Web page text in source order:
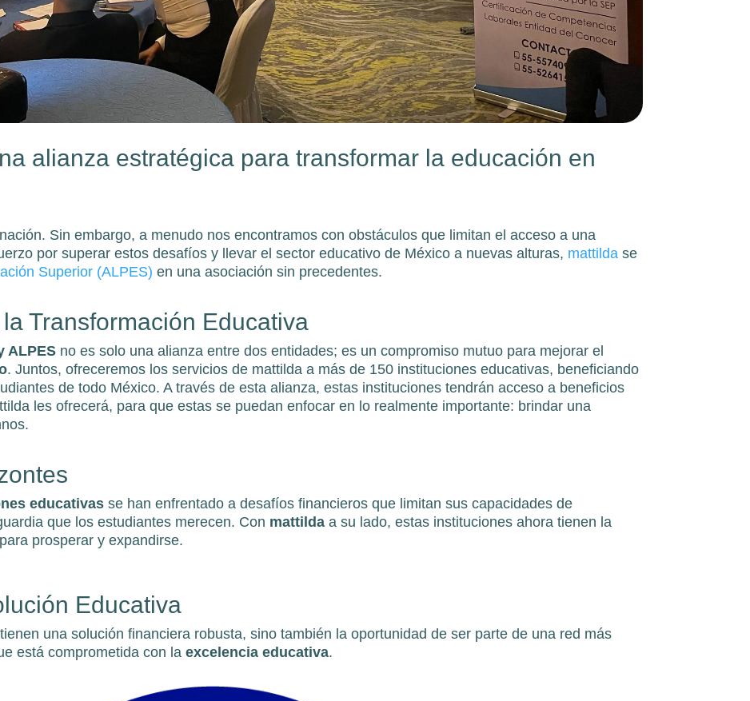
alianza estratégica para transformar la educación en
Sin embargo, a menudo nos encontramos con obstáculos que limitan el acceso a una
por superar estos desafíos y llevar el sector educativo de México a nuevas alturas, mattilda se
Superior (ALPES) en una asociación sin precedentes.
Transformación Educativa
ALPES no es solo una alianza entre dos entidades; es un compromiso mutuo para mejorar el
. Juntos, ofreceremos los servicios de mattilda a más de 150 instituciones educativas, beneficiando
de todo México. A través de esta alianza, estas instituciones tendrán acceso a beneficios
les ofrecerá, para que estas se puedan enfocar en lo realmente importante: brindar una
educativas se han enfrentado a desafíos financieros que limitan sus capacidades de
que los estudiantes merecen. Con mattilda a su lado, estas instituciones ahora tienen la
prosperar y expandirse.
Educativa
una solución financiera robusta, sino también la oportunidad de ser parte de una red más
está comprometida con laexcelencia educativa.